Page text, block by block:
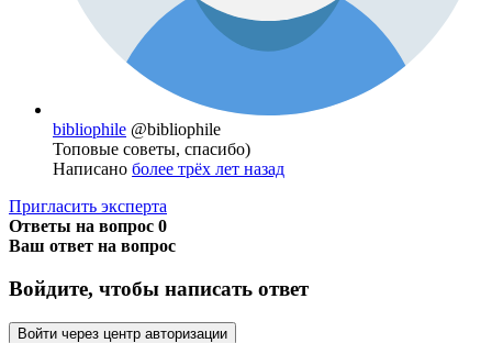
bibliophile @bibliophile
Топовые советы, спасибо)
Написано более трёх лет назад
Пригласить эксперта
Ответы на вопрос 0
Ваш ответ на вопрос
Войдите, чтобы написать ответ
Войти через центр авторизации